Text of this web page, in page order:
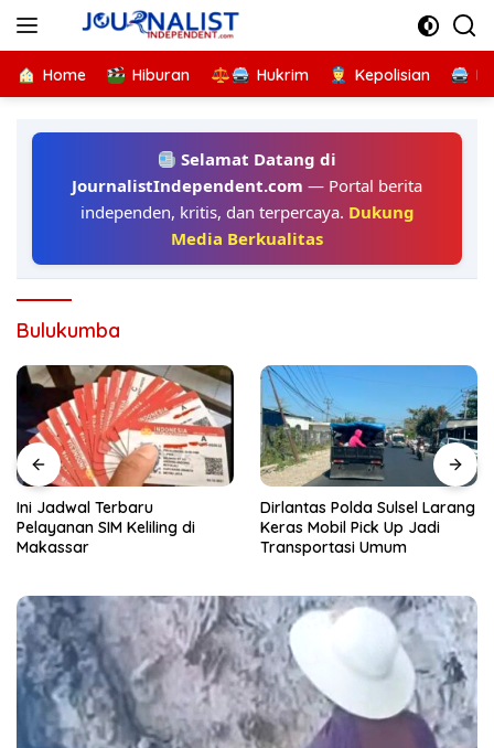
Home Hiburan Hukrim Kepolisian
Selamat Datang di
JournalistIndependent.com — Portal berita
independen, kritis, dan terpercaya. Dukung
Media Berkualitas
Bulukumba
Ini Jadwal Terbaru
Pelayanan SIM Keliling di
Makassar
Dirlantas Polda Sulsel Larang
Keras Mobil Pick Up Jadi
Transportasi Umum